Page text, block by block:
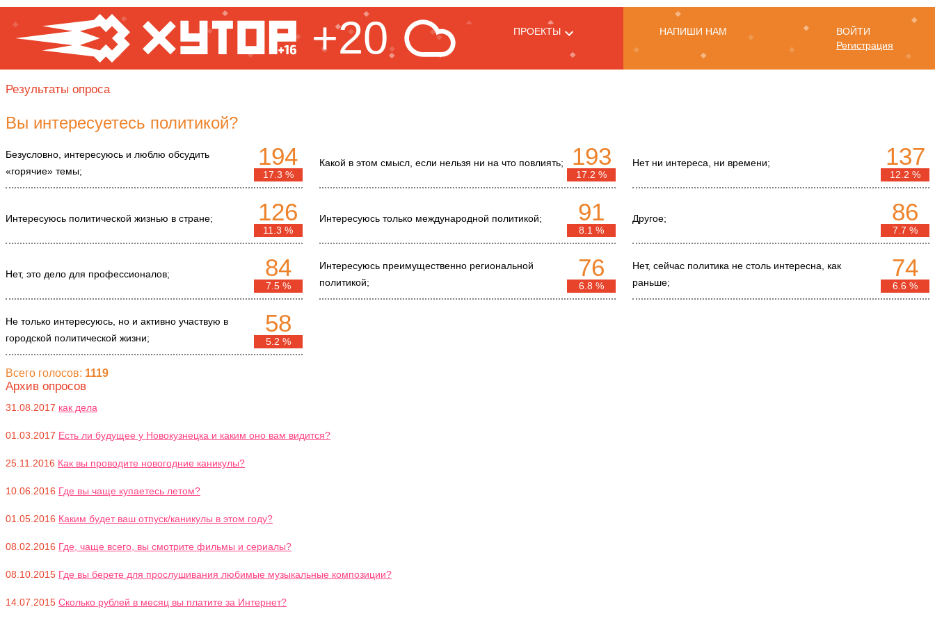
+20 ПРОЕКТЫ НАПИШИ НАМ
ВОЙТИ
Регистрация
Результаты опроса
Вы интересуетесь политикой?
Безусловно, интересуюсь и люблю обсудить
«горячие» темы;
194
17.3 %
Какой в этом смысл, если нельзя ни на что повлиять; 193
17.2 %
Нет ни интереса, ни времени; 137
12.2 %
Интересуюсь политической жизнью в стране; 126
11.3 %
Интересуюсь только международной политикой; 91
8.1 %
Другое; 86
7.7 %
Нет, это дело для профессионалов; 84
7.5 %
Интересуюсь преимущественно региональной
политикой;
76
6.8 %
Нет, сейчас политика не столь интересна, как
раньше;
74
6.6 %
Не только интересуюсь, но и активно участвую в
городской политической жизни;
58
5.2 %
Всего голосов: 1119
Архив опросов
31.08.2017 как дела
01.03.2017 Есть ли будущее у Новокузнецка и каким оно вам видится?
25.11.2016 Как вы проводите новогодние каникулы?
10.06.2016 Где вы чаще купаетесь летом?
01.05.2016 Каким будет ваш отпуск/каникулы в этом году?
08.02.2016 Где, чаще всего, вы смотрите фильмы и сериалы?
08.10.2015 Где вы берете для прослушивания любимые музыкальные композиции?
14.07.2015 Сколько рублей в месяц вы платите за Интернет?